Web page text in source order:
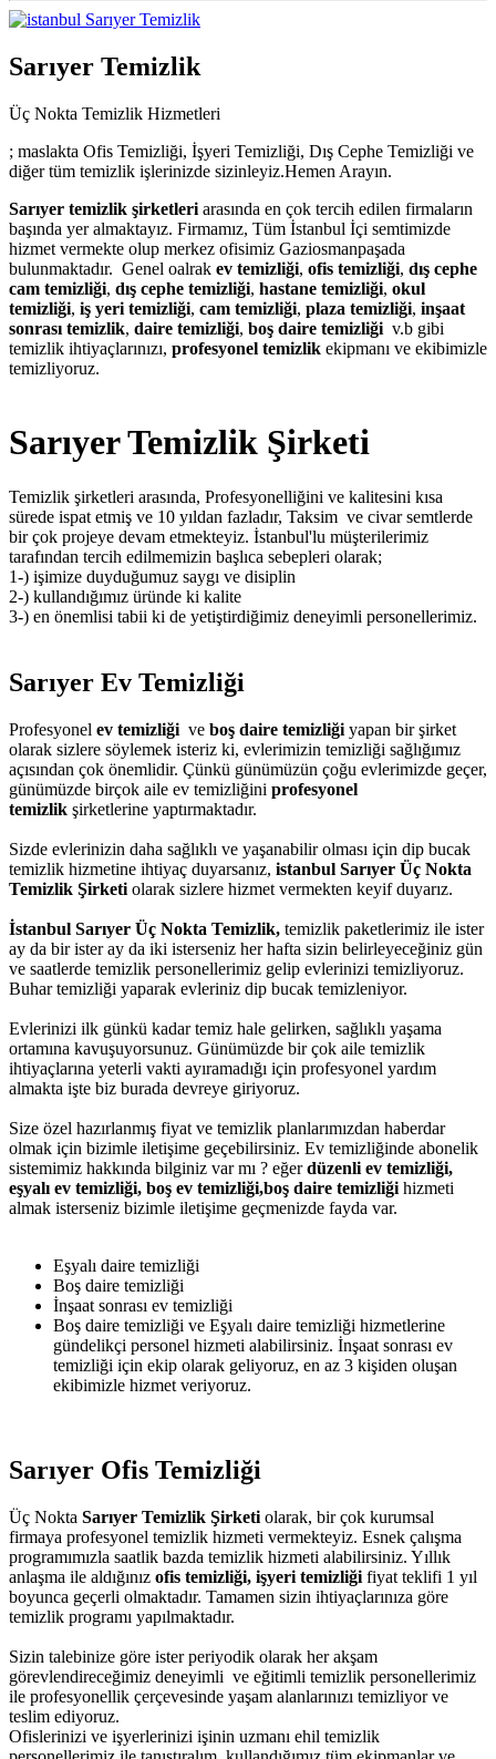
Sarıyer Temizlik
Üç Nokta Temizlik Hizmetleri
; maslakta Ofis Temizliği, İşyeri Temizliği, Dış Cephe Temizliği ve
diğer tüm temizlik işlerinizde sizinleyiz.Hemen Arayın.
Sarıyer temizlik şirketleri arasında en çok tercih edilen firmaların
başında yer almaktayız. Firmamız, Tüm İstanbul İçi semtimizde
hizmet vermekte olup merkez ofisimiz Gaziosmanpaşada
bulunmaktadır. Genel oalrak ev temizliği, ofis temizliği, dış cephe
cam temizliği, dış cephe temizliği, hastane temizliği, okul
temizliği, iş yeri temizliği, cam temizliği, plaza temizliği, inşaat
sonrası temizlik, daire temizliği, boş daire temizliği v.b gibi
temizlik ihtiyaçlarınızı, profesyonel temizlik ekipmanı ve ekibimizle
temizliyoruz.
Sarıyer Temizlik Şirketi
Temizlik şirketleri arasında, Profesyonelliğini ve kalitesini kısa
sürede ispat etmiş ve 10 yıldan fazladır, Taksim ve civar semtlerde
bir çok projeye devam etmekteyiz. İstanbul'lu müşterilerimiz
tarafından tercih edilmemizin başlıca sebepleri olarak;
1-) işimize duyduğumuz saygı ve disiplin
2-) kullandığımız üründe ki kalite
3-) en önemlisi tabii ki de yetiştirdiğimiz deneyimli personellerimiz.
Sarıyer Ev Temizliği
Profesyonel ev temizliği ve boş daire temizliği yapan bir şirket
olarak sizlere söylemek isteriz ki, evlerimizin temizliği sağlığımız
açısından çok önemlidir. Çünkü günümüzün çoğu evlerimizde geçer,
günümüzde birçok aile ev temizliğini profesyonel
temizlik şirketlerine yaptırmaktadır.
Sizde evlerinizin daha sağlıklı ve yaşanabilir olması için dip bucak
temizlik hizmetine ihtiyaç duyarsanız, istanbul Sarıyer Üç Nokta
Temizlik Şirketi olarak sizlere hizmet vermekten keyif duyarız.
İstanbul Sarıyer Üç Nokta Temizlik, temizlik paketlerimiz ile ister
ay da bir ister ay da iki isterseniz her hafta sizin belirleyeceğiniz gün
ve saatlerde temizlik personellerimiz gelip evlerinizi temizliyoruz.
Buhar temizliği yaparak evleriniz dip bucak temizleniyor.
Evlerinizi ilk günkü kadar temiz hale gelirken, sağlıklı yaşama
ortamına kavuşuyorsunuz. Günümüzde bir çok aile temizlik
ihtiyaçlarına yeterli vakti ayıramadığı için profesyonel yardım
almakta işte biz burada devreye giriyoruz.
Size özel hazırlanmış fiyat ve temizlik planlarımızdan haberdar
olmak için bizimle iletişime geçebilirsiniz. Ev temizliğinde abonelik
sistemimiz hakkında bilginiz var mı ? eğerdüzenli ev temizliği,
eşyalı ev temizliği, boş ev temizliği,boş daire temizliği hizmeti
almak isterseniz bizimle iletişime geçmenizde fayda var.
Eşyalı daire temizliği
Boş daire temizliği
İnşaat sonrası ev temizliği
Boş daire temizliği ve Eşyalı daire temizliği hizmetlerine
gündelikçi personel hizmeti alabilirsiniz. İnşaat sonrası ev
temizliği için ekip olarak geliyoruz, en az 3 kişiden oluşan
ekibimizle hizmet veriyoruz.
Sarıyer Ofis Temizliği
Üç Nokta Sarıyer Temizlik Şirketi olarak, bir çok kurumsal
firmaya profesyonel temizlik hizmeti vermekteyiz. Esnek çalışma
programımızla saatlik bazda temizlik hizmeti alabilirsiniz. Yıllık
anlaşma ile aldığınız ofis temizliği, işyeri temizliği fiyat teklifi 1 yıl
boyunca geçerli olmaktadır. Tamamen sizin ihtiyaçlarınıza göre
temizlik programı yapılmaktadır.
Sizin talebinize göre ister periyodik olarak her akşam
görevlendireceğimiz deneyimli ve eğitimli temizlik personellerimiz
ile profesyonellik çerçevesinde yaşam alanlarınızı temizliyor ve
teslim ediyoruz.
Ofislerinizi ve işyerlerinizi işinin uzmanı ehil temizlik